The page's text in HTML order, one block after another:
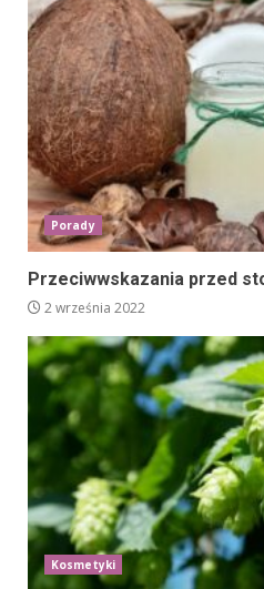
Porady
Przeciwwskazania przed
2 września 2022
Kosmetyki